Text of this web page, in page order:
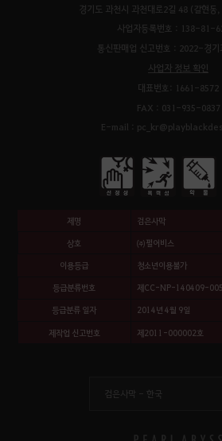
경기도 과천시 과천대로2길 48 (갈현동
사업자등록번호 : 138-81-
통신판매업 신고번호 : 2022-경
사업자 정보 확인
대표번호: 1661-8572
FAX : 031-935-0837
E-mail :
제명 검은사막
상호 ㈜펄어비스
이용등급 청소년이용불가
등급분류번호 제CC-NP-140409-
등급분류 일자 2014년 4월 9일
제작업 신고번호 제2011-000002호
검은사막 - 한국